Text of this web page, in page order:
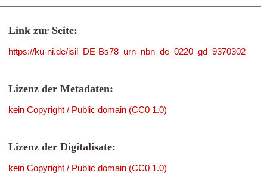
Link zur Seite:
https://ku-ni.de/isil_DE-Bs78_urn_nbn_de_0220_gd_9370302
Lizenz der Metadaten:
kein Copyright / Public domain (CC0 1.0)
Lizenz der Digitalisate:
kein Copyright / Public domain (CC0 1.0)